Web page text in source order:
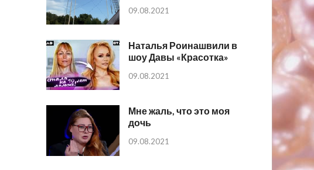
09.08.2021
Наталья Роинашвили в
шоу Давы «Красотка»
09.08.2021
Мне жаль, что это моя
дочь
09.08.2021